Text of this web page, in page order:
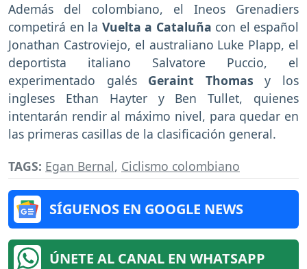
Además del colombiano, el Ineos Grenadiers
competirá en la Vuelta a Cataluña con el español
Jonathan Castroviejo, el australiano Luke Plapp, el
deportista italiano Salvatore Puccio, el
experimentado galés Geraint Thomas y los
ingleses Ethan Hayter y Ben Tullet, quienes
intentarán rendir al máximo nivel, para quedar en
las primeras casillas de la clasificación general.
TAGS: Egan Bernal, Ciclismo colombiano
SÍGUENOS EN GOOGLE NEWS
ÚNETE AL CANAL EN WHATSAPP